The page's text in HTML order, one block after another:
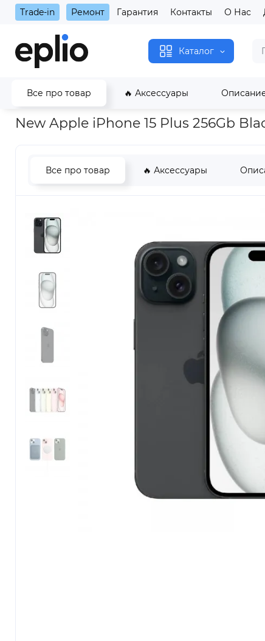
Trade-in Ремонт Гарантия Контакты О Нас
Каталог
Все про товар 🔥 Аксессуары
Главная New Apple iPhone 15 Plus 256Gb Black
New Apple iPhone 15 Plus 256Gb
Все про товар 🔥 Аксессуары